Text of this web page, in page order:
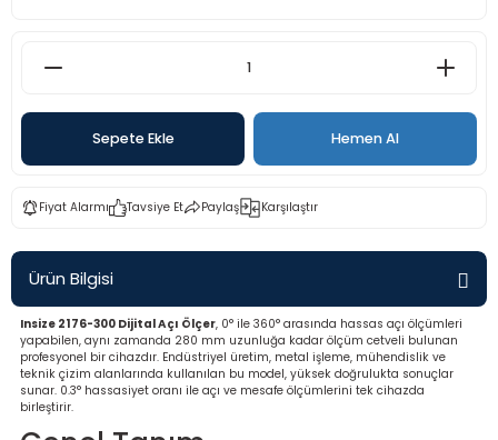
Sepete Ekle Hemen Al
Fiyat Alarmı Tavsiye Et Paylaş Karşılaştır
Ürün Bilgisi
Insize 2176-300 Dijital Açı Ölçer, 0° ile 360° arasında hassas açı ölçümleri
yapabilen, aynı zamanda 280 mm uzunluğa kadar ölçüm cetveli bulunan
profesyonel bir cihazdır. Endüstriyel üretim, metal işleme, mühendislik ve
teknik çizim alanlarında kullanılan bu model, yüksek doğrulukta sonuçlar
sunar. 0.3° hassasiyet oranı ile açı ve mesafe ölçümlerini tek cihazda
birleştirir.